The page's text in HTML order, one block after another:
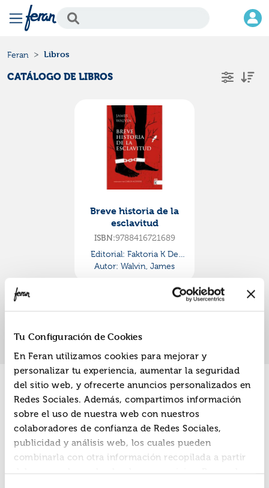
Tu Configuración de Cookies
En Feran utilizamos cookies para mejorar y
personalizar tu experiencia, aumentar la seguridad
del sitio web, y ofrecerte anuncios personalizados en
Redes Sociales. Además, compartimos información
sobre el uso de nuestra web con nuestros
colaboradores de confianza de Redes Sociales,
publicidad y análisis web, los cuales pueden
combinarla con otra información recopilada a partir
del uso que hayas hecho de sus servicios. Recuerda
Feran Libros
CATÁLOGO DE LIBROS
Breve historia de la
esclavitud
ISBN:9788416721689
Editorial: Faktoria K De
Libros
Autor: Walvin, James
Promociones